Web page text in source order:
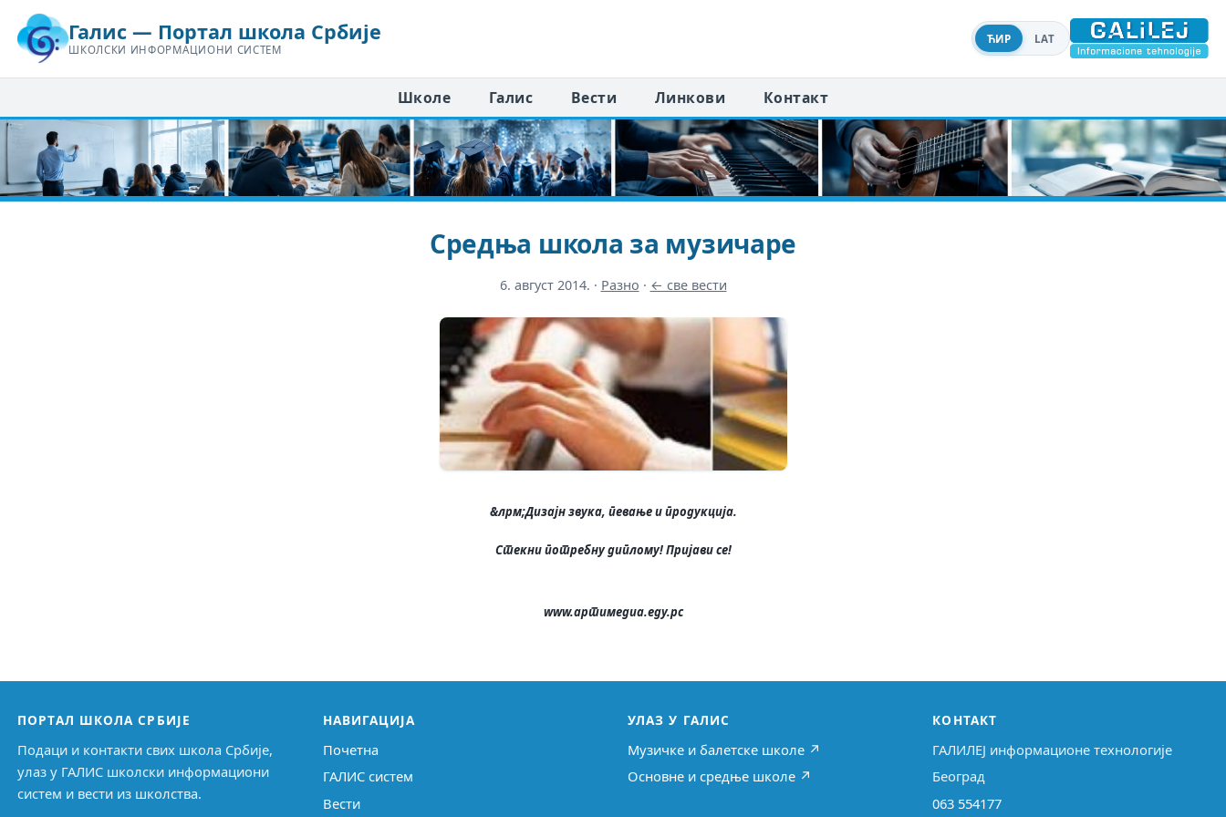
Галис — Портал школа Србије
ШКОЛСКИ ИНФОРМАЦИОНИ СИСТЕМ
ЋИР LAT
Школе Галис Вести Линкови Контакт
Средња школа за музичаре
6. август 2014. · Разно · ← све вести
&лрм;Дизајн звука, певање и продукција.
Стекни потребну диплому! Пријави се!
www.артимедиа.еду.рс
ПОРТАЛ ШКОЛА СРБИЈЕ
Подаци и контакти свих школа Србије,
улаз у ГАЛИС школски информациони
систем и вести из школства.
НАВИГАЦИЈА
Почетна
ГАЛИС систем
Вести
УЛАЗ У ГАЛИС
Музичке и балетске школе ↗
Основне и средње школе ↗
КОНТАКТ
ГАЛИЛЕЈ информационе технологије
Београд
063 554177